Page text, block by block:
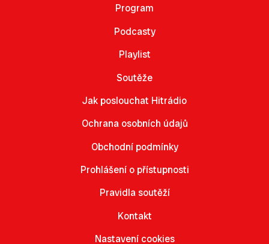
Program
Podcasty
Playlist
Soutěže
Jak poslouchat Hitrádio
Ochrana osobních údajů
Obchodní podmínky
Prohlášení o přístupnosti
Pravidla soutěží
Kontakt
Nastavení cookies